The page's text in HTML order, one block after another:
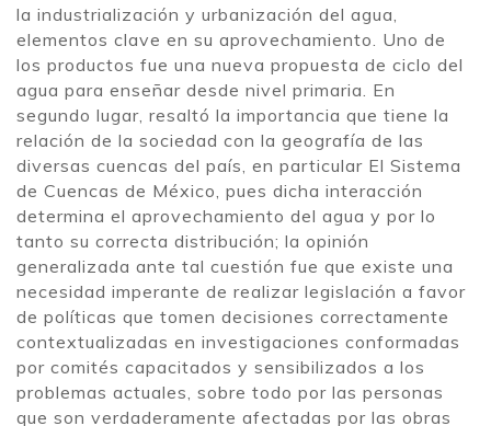
la industrialización y urbanización del agua,
elementos clave en su aprovechamiento. Uno de
los productos fue una nueva propuesta de ciclo del
agua para enseñar desde nivel primaria. En
segundo lugar, resaltó la importancia que tiene la
relación de la sociedad con la geografía de las
diversas cuencas del país, en particular El Sistema
de Cuencas de México, pues dicha interacción
determina el aprovechamiento del agua y por lo
tanto su correcta distribución; la opinión
generalizada ante tal cuestión fue que existe una
necesidad imperante de realizar legislación a favor
de políticas que tomen decisiones correctamente
contextualizadas en investigaciones conformadas
por comités capacitados y sensibilizados a los
problemas actuales, sobre todo por las personas
que son verdaderamente afectadas por las obras